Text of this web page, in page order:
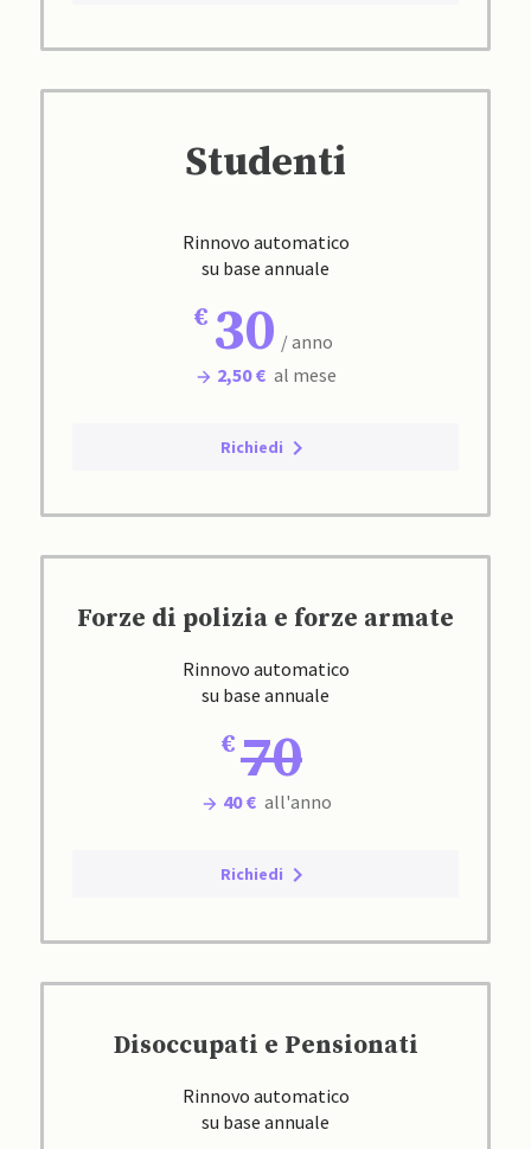
Studenti
Rinnovo automatico
su base annuale
30 / anno
2,50 € al mese
Richiedi
Forze di polizia e forze armate
Rinnovo automatico
su base annuale
70
40 € all'anno
Richiedi
Disoccupati e Pensionati
Rinnovo automatico
su base annuale